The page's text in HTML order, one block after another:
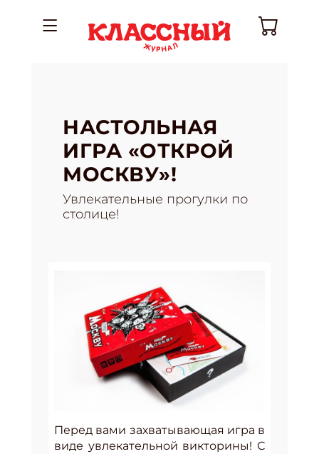
НАСТОЛЬНАЯ
ИГРА «ОТКРОЙ
МОСКВУ»!
Увлекательные прогулки по
столице!
Перед вами захватывающая игра в
виде увлекательной викторины! С